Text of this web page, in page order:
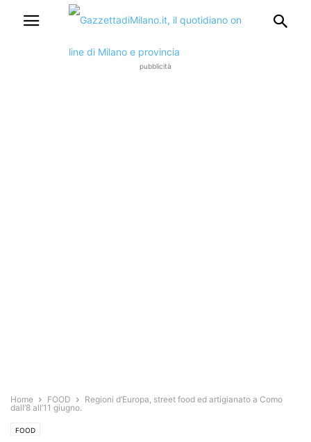
pubblicità
Home FOOD
Regioni d’Europa, street food ed artigianato a Como
dall’8 all’11 giugno.
FOOD